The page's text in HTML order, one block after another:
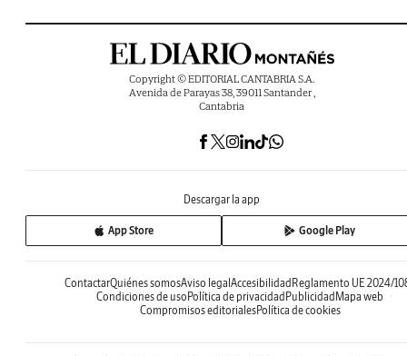
Copyright © EDITORIAL CANTABRIA S.A.
Avenida de Parayas 38, 39011 Santander ,
Cantabria
Descargar la app
App Store Google Play
ContactarQuiénes somosAviso legalAccesibilidadReglamento UE 2024/
Condiciones de usoPolítica de privacidadPublicidadMapa web
Compromisos editorialesPolítica de cookies